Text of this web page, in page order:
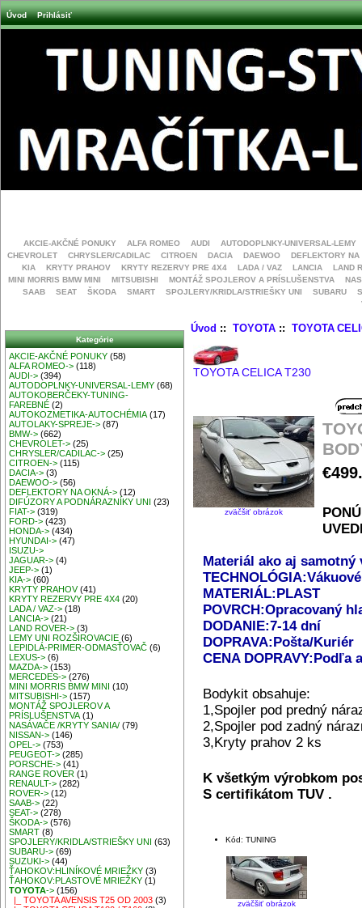
Úvod Prihlásiť
AKCIE-AKČNÉ PONUKY ALFA ROMEO AUDI
AUTODOPLNKY-UNIVERSAL-LEMY
CHEVROLET
CHRYSLER/CADILAC CITROEN DACIA DAEWOO
DEFLEKTORY NA
KIA
KRYTY PRAHOV KRYTY REZERVY PRE 4X4 LADA / VAZ LANCIA
LAND
MINI MORRIS BMW MINI
MITSUBISHI MONTÁŽ SPOJLEROV A PRÍSLUŠENSTVA
SAAB
SEAT ŠKODA SMART SPOJLERY/KRIDLA/STRIEŠKY UNI SUBARU
Kategórie
AKCIE-AKČNÉ PONUKY (58)
ALFA ROMEO-> (118)
AUDI-> (394)
AUTODOPLNKY-UNIVERSAL-LEMY (68)
AUTOKOBERČEKY-TUNING-
FAREBNÉ (2)
AUTOKOZMETIKA-AUTOCHÉMIA (17)
AUTOLAKY-SPREJE-> (87)
BMW-> (662)
CHEVROLET-> (25)
CHRYSLER/CADILAC-> (25)
CITROEN-> (115)
DACIA-> (3)
DAEWOO-> (56)
DEFLEKTORY NA OKNÁ-> (12)
DIFÚZORY A PODNÁRAZNÍKY UNI
(23)
FIAT-> (319)
FORD-> (423)
HONDA-> (434)
HYUNDAI-> (47)
ISUZU->
JAGUAR-> (4)
JEEP-> (1)
KIA-> (60)
KRYTY PRAHOV(41)
KRYTY REZERVY PRE 4X4 (20)
LADA / VAZ-> (18)
LANCIA-> (21)
LAND ROVER-> (3)
LEMY UNI ROZŠIROVACIE (6)
LEPIDLÁ-PRIMER-ODMASŤOVAČ (6)
LEXUS-> (6)
MAZDA-> (153)
MERCEDES-> (276)
MINI MORRIS BMW MINI
(10)
MITSUBISHI-> (157)
MONTÁŽ SPOJLEROV A
PRÍSLUŠENSTVA (1)
NASÁVAČE /KRYTY SANIA/ (79)
NISSAN-> (146)
OPEL-> (753)
PEUGEOT-> (285)
PORSCHE-> (41)
RANGE ROVER (1)
RENAULT-> (282)
ROVER-> (12)
SAAB-> (22)
SEAT-> (278)
ŠKODA-> (576)
SMART (8)
SPOJLERY/KRIDLA/STRIEŠKY UNI
(63)
SUBARU-> (69)
SUZUKI-> (44)
ŤAHOKOV:HLINÍKOVÉ MRIEŽKY (3)
ŤAHOKOV:PLASTOVÉ MRIEŽKY (1)
TOYOTA-> (156)
|_ TOYOTA AVENSIS T25 OD 2003 (3)
Úvod :: TOYOTA:: TOYOTA
TOYOTA CELICA T230
zväčšiť obrázok
Materiál ako aj
MATERIÁL:PLAST
POVRCH:Opracovaný
DODANIE:7-14 dní
DOPRAVA:Pošta/Kuriér
CENA DOPRAVY:Podľa
Bodykit obsahuje:
1,Spojler pod predný
2,Spojler pod zadný
3,Kryty prahov 2 ks
K všetkým výrobkom
S certifikátom TUV .
Kód: TUNING
zväčšiť obrázok